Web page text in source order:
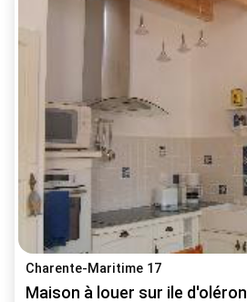
Charente-Maritime 17
Maison à louer sur ile d'oléron